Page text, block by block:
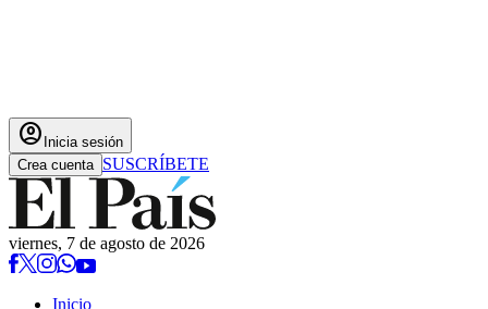
account_circle Inicia sesión
Crea cuenta SUSCRÍBETE
viernes, 7 de agosto de 2026
Inicio